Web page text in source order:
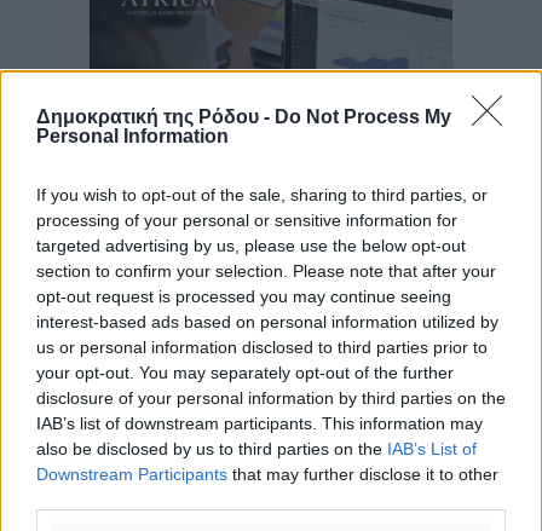
Δημοκρατική της Ρόδου - Do Not Process My
Personal Information
If you wish to opt-out of the sale, sharing to third parties, or
processing of your personal or sensitive information for
targeted advertising by us, please use the below opt-out
section to confirm your selection. Please note that after your
opt-out request is processed you may continue seeing
interest-based ads based on personal information utilized by
us or personal information disclosed to third parties prior to
your opt-out. You may separately opt-out of the further
disclosure of your personal information by third parties on the
IAB’s list of downstream participants. This information may
also be disclosed by us to third parties on the IAB’s List of
Downstream Participants that may further disclose it to other
Ροή ειδήσεων
Προχωρά η ανάπλαση του παράκτιου μετώπου της
Πόθιας με χρηματοδότηση 3,58 εκατ. ευρώ από το
ΕΣΠΑ 2021-2027
Τοπικές Ειδήσεις• πριν 1 λεπτό
Την Παρασκευή 21 Αυγούστου η τελετή εγκαινίων